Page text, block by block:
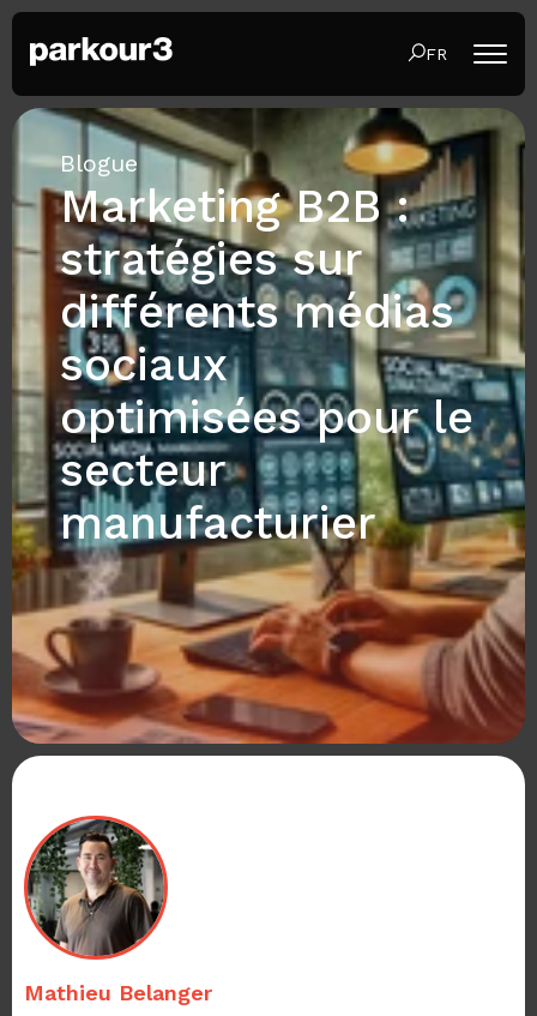
FR
Blogue
Marketing B2B :
stratégies sur
différents médias
sociaux
optimisées pour le
secteur
manufacturier
Mathieu Belanger